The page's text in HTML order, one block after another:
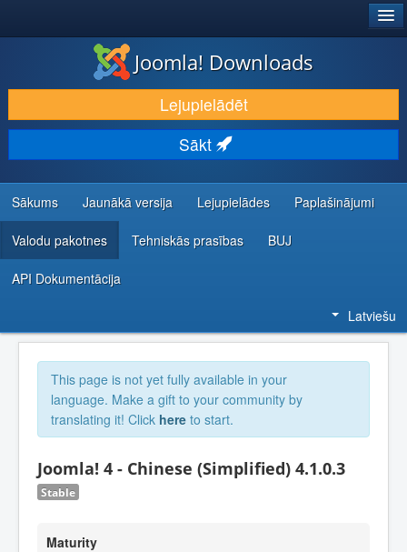
LEJUPIELĀDĒT UN PAPLAŠINĀT
ATKLĀJ UN IEMĀCIES
KOPIENA UN ATBALSTS
IZSTRĀDĀTĀJU RESURSI
Joomla! Downloads
Lejupielādēt
Sākt
Sākums Jaunākā versija Lejupielādes Paplašinājumi
Valodu pakotnes Tehniskās prasības BUJ
API Dokumentācija
Latviešu
This page is not yet fully available in your
language. Make a gift to your community by
translating it! Click here to start.
Joomla! 4 - Chinese (Simplified) 4.1.0.3
Stable
Maturity